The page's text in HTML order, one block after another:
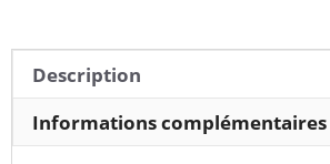
Description
Informations complémentaires